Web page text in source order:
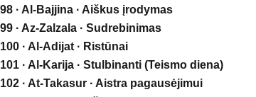
98 · Al-Bajjina · Aiškus įrodymas
99 · Az-Zalzala · Sudrebinimas
100 · Al-Adijat · Ristūnai
101 · Al-Karija · Stulbinanti (Teismo diena)
102 · At-Takasur · Aistra pagausėjimui